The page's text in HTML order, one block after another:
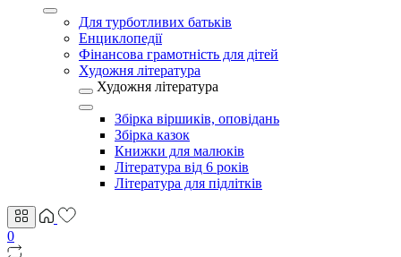
Для турботливих батьків
Енциклопедії
Фінансова грамотність для дітей
Художня література
Художня література
Збірка віршиків, оповідань
Збірка казок
Книжки для малюків
Література від 6 років
Література для підлітків
0